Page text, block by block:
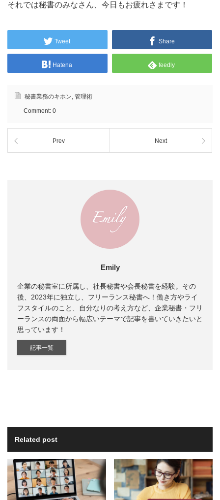
それでは秘書のみなさん、今日もお疲れさまです！
Tweet Share
Hatena feedly
秘書業務のキホン, 管理術
Comment: 0
Prev Next
Emily
企業の秘書室に所属し、社長秘書や会長秘書を経験。その
後、2023年に独立し、フリーランス秘書へ！働き方やライ
フスタイルのこと、自分なりの考え方など、企業秘書・フリ
ーランスの両面から幅広いテーマで記事を書いていきたいと
思っています！
記事一覧
Related post